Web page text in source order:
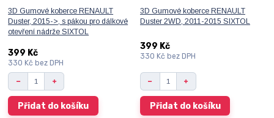
3D Gumové koberce RENAULT
Duster, 2015->, s pákou pro dálkové
otevření nádrže SIXTOL
399 Kč
330 Kč bez DPH
Přidat do košíku
3D Gumové koberce RENAULT
Duster 2WD, 2011-2015 SIXTOL
399 Kč
330 Kč bez DPH
Přidat do košíku